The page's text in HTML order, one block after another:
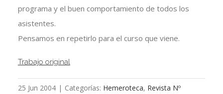
programa y el buen comportamiento de todos los
asistentes.
Pensamos en repetirlo para el curso que viene.
Trabajo original
25 Jun 2004 | Categorías: Hemeroteca, Revista Nº